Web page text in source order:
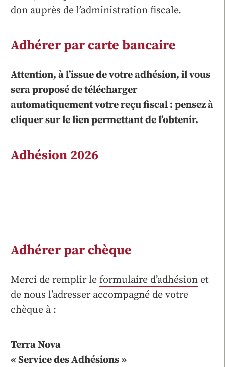
don auprès de l’administration fiscale.
Adhérer par carte bancaire
Attention, à l’issue de votre adhésion, il vous
sera proposé de télécharger
automatiquement votre reçu fiscal : pensez à
cliquer sur le lien permettant de l’obtenir.
Adhésion 2026
Adhérer par chèque
Merci de remplir le formulaire d’adhésion et
de nous l’adresser accompagné de votre
chèque à :
Terra Nova
« Service des Adhésions »